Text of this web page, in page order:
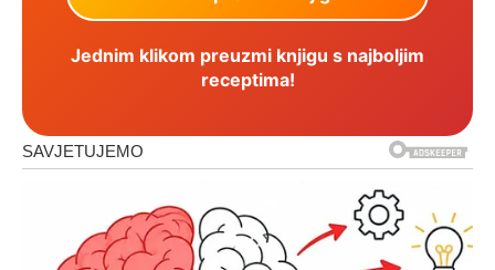
Jednim klikom preuzmi knjigu s najboljim
receptima!